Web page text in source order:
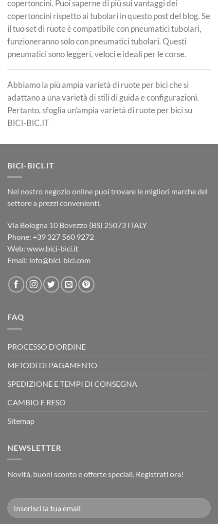
copertoncini. Puoi saperne di più sui vantaggi dei
copertoncini rispetto ai tubolari in questo post del blog. Se
il tuo set di ruote è compatibile con pneumatici tubolari,
funzioneranno solo con pneumatici tubolari. Questi
pneumatici sono leggeri, veloci e ideali per le corse.
Abbiamo la più ampia varietà di ruote per bici che si
adattano a una varietà di stili di guida e configurazioni.
Pertanto, sfoglia un'ampia varietà di ruote per bici su
BICI-BIC.IT
BICI-BICI.IT
Nel nostro negozio online puoi trovare le migliori marche del
settore a prezzi convenienti.
Via Bologna 10 Bovezzo (BS) 25073 ITALY
Phone: ‎+39 327 560 9272
Web: www.bici-bici.it
Email: info@bici-bici.com
FAQ
PROCESSO D‘ORDINE
METODI DI PAGAMENTO
SPEDIZIONE E TEMPI DI CONSEGNA
CAMBIO E RESO
Sitemap
NEWSLETTER
Novità, buoni sconto e offerte speciali. Registrati ora!